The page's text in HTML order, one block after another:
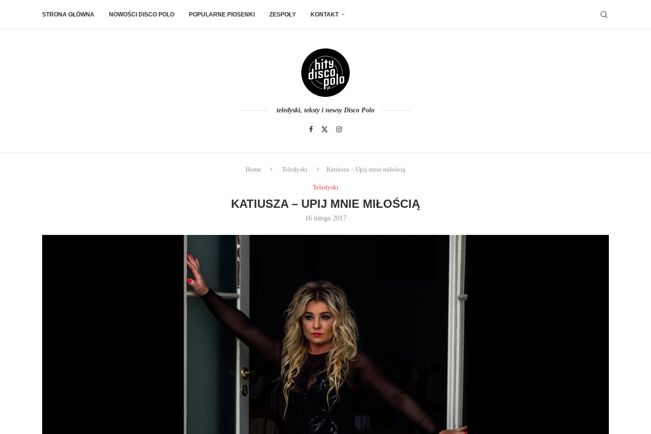
STRONA GŁÓWNA NOWOŚCI DISCO POLO POPULARNE PIOSENKI ZESPOŁY KONTAKT
teledyski, teksty i newsy Disco Polo
Home Teledyski Katiusza – Upij mnie miłością
Teledyski
KATIUSZA – UPIJ MNIE MIŁOŚCIĄ
16 lutego 2017